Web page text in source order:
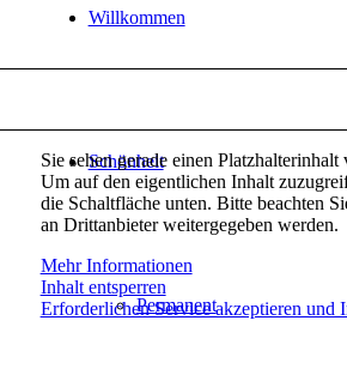
Willkommen
Schönheit
Permanent
Sie sehen gerade einen Platzhalterinhalt
Um auf den eigentlichen Inhalt
die Schaltfläche unten. Bitte beachten
an Drittanbieter weitergegeben werden.
Mehr Informationen
Inhalt entsperren
Erforderlichen Service akzeptieren und